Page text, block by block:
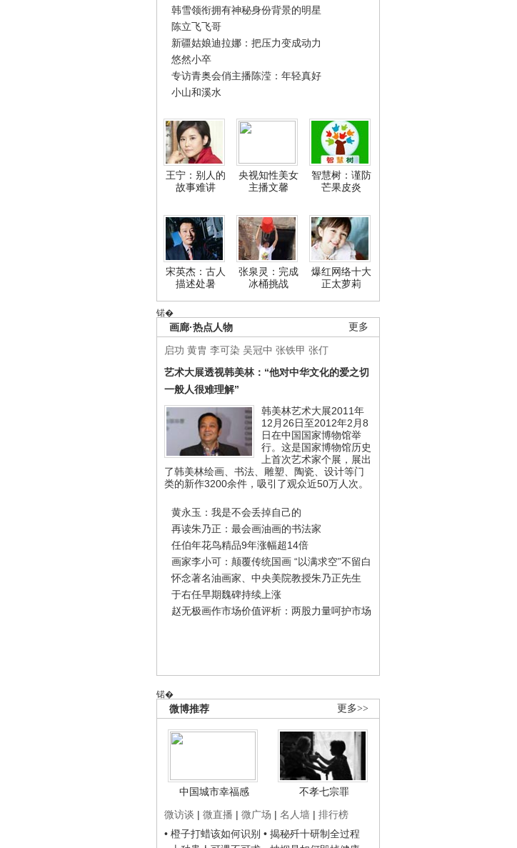
韩雪领衔拥有神秘身份背景的明星
陈立飞飞哥
新疆姑娘迪拉娜：把压力变成动力
悠然小卒
专访青奥会俏主播陈滢：年轻真好
小山和溪水
王宁：别人的
故事难讲
央视知性美女
主播文馨
智慧树：谨防
芒果皮炎
宋英杰：古人
描述处暑
张泉灵：完成
冰桶挑战
爆红网络十大
正太萝莉
锘�
更多
画廊·热点人物
启功 黄胄 李可染 吴冠中 张铁甲 张仃
艺术大展透视韩美林：“他对中华文化的爱之切
一般人很难理解”
韩美林艺术大展2011年
12月26日至2012年2月8
日在中国国家博物馆举
行。这是国家博物馆历史
上首次艺术家个展，展出
了韩美林绘画、书法、雕塑、陶瓷、设计等门
类的新作3200余件，吸引了观众近50万人次。
黄永玉：我是不会丢掉自己的
再读朱乃正：最会画油画的书法家
任伯年花鸟精品9年涨幅超14倍
画家李小可：颠覆传统国画 “以满求空”不留白
怀念著名油画家、中央美院教授朱乃正先生
于右任早期魏碑持续上涨
赵无极画作市场价值评析：两股力量呵护市场
锘�
更多>>
微博推荐
中国城市幸福感
不孝七宗罪
微访谈 | 微直播 | 微广场 | 名人墙 | 排行榜
• 橙子打蜡该如何识别 • 揭秘歼十研制全过程